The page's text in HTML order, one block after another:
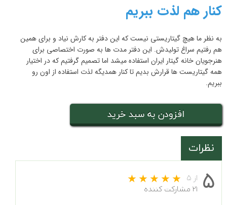
کنار هم لذت ببریم
به نظر ما هیچ گیتاریستی نیست که این دفتر به کارش نیاد و برای همین
هم رفتیم سراغ تولیدش. این دفتر مدت ها به صورت اختصاصی برای
هنرجویان خانه گیتار ایران استفاده میشد اما تصمیم گرفتیم که در اختیار
همه گیتاریست ها قرارش بدیم تا کنار همدیگه لذت استفاده از اون رو
ببریم.
افزودن به سبد خرید
نظرات
۵ از ۵
۲۱ مشارکت کننده